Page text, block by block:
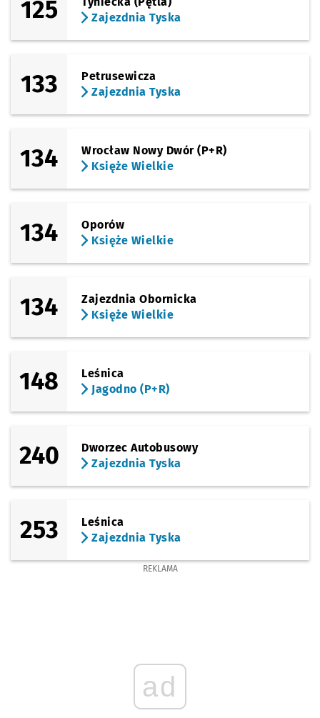
125
Zajezdnia Tyska
133
Petrusewicza
Zajezdnia Tyska
134
Wrocław Nowy Dwór (P+R)
Księże Wielkie
134
Oporów
Księże Wielkie
134
Zajezdnia Obornicka
Księże Wielkie
148
Leśnica
Jagodno (P+R)
240
Dworzec Autobusowy
Zajezdnia Tyska
253
Leśnica
Zajezdnia Tyska
REKLAMA
ad